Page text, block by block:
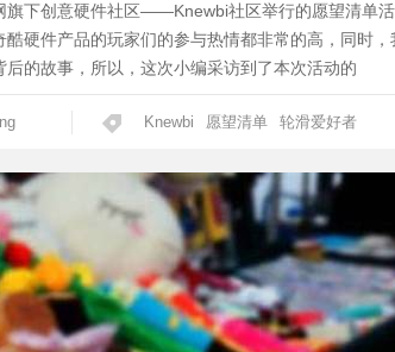
旗下创意硬件社区——Knewbi社区举行的愿望清单
酷硬件产品的玩家们的参与热情都非常的高，同时
后的故事，所以，这次小编采访到了本次活动的
Knewbi 愿望清单 轮滑爱好者